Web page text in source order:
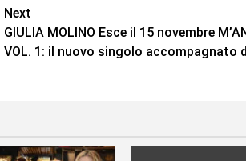
Next
GIULIA MOLINO Esce il 15 novembre
VOL. 1: il nuovo singolo accompagnato